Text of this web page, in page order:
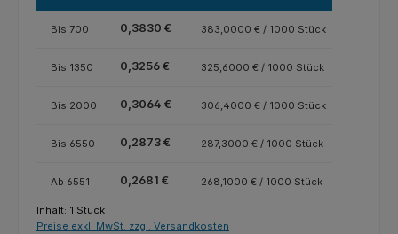
Bis 700 0,3830 € 383,0000 € / 1000 Stück
Bis 1350 0,3256 € 325,6000 € / 1000 Stück
Bis 2000 0,3064 € 306,4000 € / 1000 Stück
Bis 6550 0,2873 € 287,3000 € / 1000 Stück
Ab 6551 0,2681 € 268,1000 € / 1000 Stück
Inhalt: 1 Stück
Preise exkl. MwSt. zzgl. Versandkosten